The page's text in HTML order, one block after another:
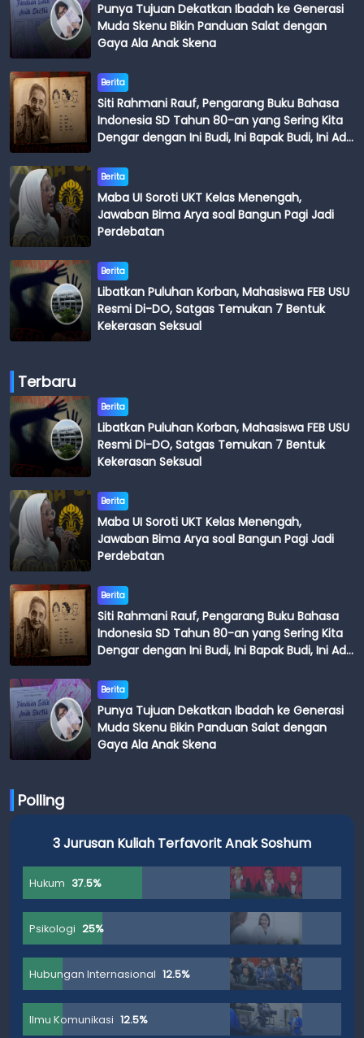
Punya Tujuan Dekatkan Ibadah ke Generasi
Muda Skenu Bikin Panduan Salat dengan
Gaya Ala Anak Skena
Berita
Siti Rahmani Rauf, Pengarang Buku Bahasa
Indonesia SD Tahun 80-an yang Sering Kita
Dengar dengan Ini Budi, Ini Bapak Budi, Ini Adik
Berita
Maba UI Soroti UKT Kelas Menengah,
Jawaban Bima Arya soal Bangun Pagi Jadi
Perdebatan
Berita
Libatkan Puluhan Korban, Mahasiswa FEB USU
Resmi Di-DO, Satgas Temukan 7 Bentuk
Kekerasan Seksual
Terbaru
Berita
Libatkan Puluhan Korban, Mahasiswa FEB USU
Resmi Di-DO, Satgas Temukan 7 Bentuk
Kekerasan Seksual
Berita
Maba UI Soroti UKT Kelas Menengah,
Jawaban Bima Arya soal Bangun Pagi Jadi
Perdebatan
Berita
Siti Rahmani Rauf, Pengarang Buku Bahasa
Indonesia SD Tahun 80-an yang Sering Kita
Dengar dengan Ini Budi, Ini Bapak Budi, Ini Adik
Berita
Punya Tujuan Dekatkan Ibadah ke Generasi
Muda Skenu Bikin Panduan Salat dengan
Gaya Ala Anak Skena
Polling
3 Jurusan Kuliah Terfavorit Anak Soshum
Hukum 37.5%
Psikologi 25%
Hubungan Internasional 12.5%
Ilmu Komunikasi 12.5%